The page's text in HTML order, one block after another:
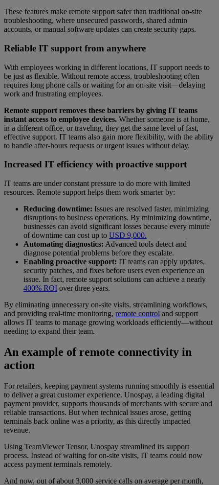
These features make remote support safer than traditional on-site
troubleshooting, where unsecured passwords, shared admin
accounts, or manual software updates can create security gaps.
Reliable IT support from anywhere
With employees working in different locations, IT support needs to
be just as flexible. Without remote access, troubleshooting often
requires long phone calls or waiting for an on-site visit—delaying
work and frustrating employees.
Remote support removes these barriers by giving IT teams
instant access to employee devices. Whether someone is at home,
in a different office, or traveling, they get the same level of fast,
effective support. IT teams also gain more flexibility, with the ability
to handle after-hours requests or urgent issues without delay.
Increased IT efficiency with proactive support
IT teams are under constant pressure to do more with limited
resources. Remote support helps them work smarter by:
Reducing downtime: Issues are resolved faster, minimizing
disruptions to business operations. By minimizing downtime,
businesses can avoid significant losses because every minute
of downtime can cost up to USD 9,000.
Automating diagnostics: Advanced tools detect and
diagnose potential problems before they escalate.
Enabling proactive support: IT teams can apply updates,
security patches, and fixes before users even experience an
issue. In fact, remote support solutions can achieve a nearly
400% ROI over three years.
By eliminating unnecessary on-site visits, streamlining workflows,
and providing real-time monitoring, remote control and support
allows IT teams to manage growing workloads efficiently—without
needing to expand their team.
An example of remote connectivity in
action
For retailers, keeping payment systems running smoothly is essential
to deliver a great customer experience. Unospay, a leading digital
payment provider, supports thousands of merchants with secure and
reliable transactions. But when technical issues arose, getting
terminals back online was a priority, as this directly impacted
revenue.
Using TeamViewer Tensor, Unospay streamlined its support
process. Instead of waiting for on-site visits, IT teams could now
access payment terminals remotely.
And now, out of about 3,000 service calls on average per month,